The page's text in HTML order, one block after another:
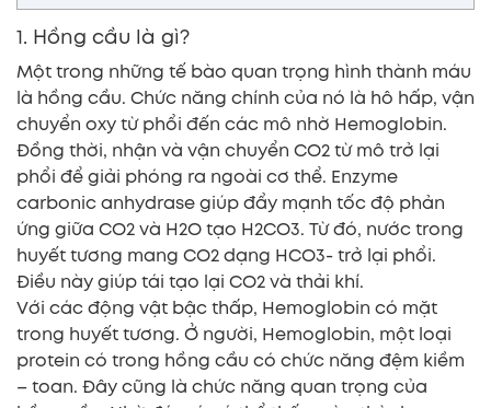
1. Hồng cầu là gì?
Một trong những tế bào quan trọng hình thành máu
là hồng cầu. Chức năng chính của nó là hô hấp, vận
chuyển oxy từ phổi đến các mô nhờ Hemoglobin.
Đồng thời, nhận và vận chuyển CO2 từ mô trở lại
phổi để giải phóng ra ngoài cơ thể. Enzyme
carbonic anhydrase giúp đẩy mạnh tốc độ phản
ứng giữa CO2 và H2O tạo H2CO3. Từ đó, nước trong
huyết tương mang CO2 dạng HCO3- trở lại phổi.
Điều này giúp tái tạo lại CO2 và thải khí.
Với các động vật bậc thấp, Hemoglobin có mặt
trong huyết tương. Ở người, Hemoglobin, một loại
protein có trong hồng cầu có chức năng đệm kiềm
– toan. Đây cũng là chức năng quan trọng của